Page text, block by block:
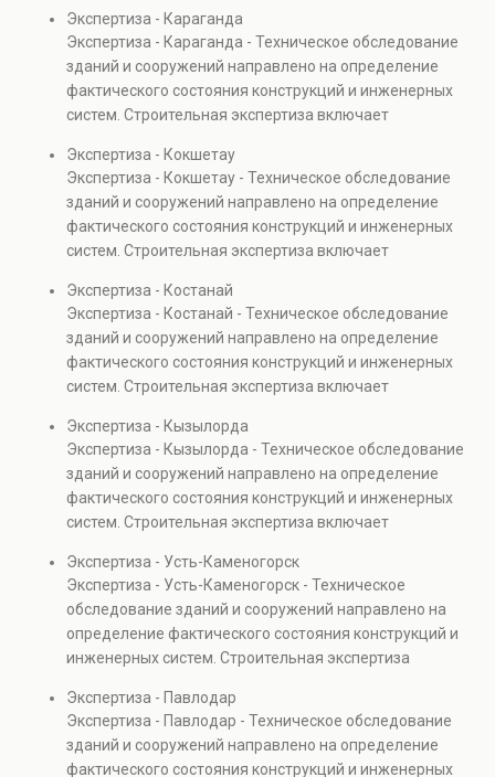
элементов и оценку эксплуатационной безопасности.
Услуга востребована при покупке недвижимости,
капитальном ремонте и реконструкции объектов, а
также при судебных разбирательствах и технических
проверках.
Экспертиза - Караганда
Экспертиза - Караганда - Техническое обследование
зданий и сооружений направлено на определение
фактического состояния конструкций и инженерных
систем. Строительная экспертиза включает
элементов и оценку эксплуатационной безопасности.
Услуга востребована при покупке недвижимости,
капитальном ремонте и реконструкции объектов, а
также при судебных разбирательствах и технических
проверках.
Экспертиза - Кокшетау
Экспертиза - Кокшетау - Техническое обследование
зданий и сооружений направлено на определение
фактического состояния конструкций и инженерных
систем. Строительная экспертиза включает
элементов и оценку эксплуатационной безопасности.
Услуга востребована при покупке недвижимости,
капитальном ремонте и реконструкции объектов, а
также при судебных разбирательствах и технических
проверках.
Экспертиза - Костанай
Экспертиза - Костанай - Техническое обследование
зданий и сооружений направлено на определение
фактического состояния конструкций и инженерных
систем. Строительная экспертиза включает
элементов и оценку эксплуатационной безопасности.
Услуга востребована при покупке недвижимости,
капитальном ремонте и реконструкции объектов, а
также при судебных разбирательствах и технических
проверках.
Экспертиза - Кызылорда
Экспертиза - Кызылорда - Техническое обследование
зданий и сооружений направлено на определение
фактического состояния конструкций и инженерных
систем. Строительная экспертиза включает
элементов и оценку эксплуатационной безопасности.
Услуга востребована при покупке недвижимости,
капитальном ремонте и реконструкции объектов, а
также при судебных разбирательствах и технических
проверках.
Экспертиза - Усть-Каменогорск
Экспертиза - Усть-Каменогорск - Техническое
обследование зданий и сооружений направлено на
определение фактического состояния конструкций и
инженерных систем. Строительная экспертиза
прочности элементов и оценку эксплуатационной
безопасности. Услуга востребована при покупке
недвижимости, капитальном ремонте и реконструкции
Экспертиза - Павлодар
Экспертиза - Павлодар - Техническое обследование
зданий и сооружений направлено на определение
фактического состояния конструкций и инженерных